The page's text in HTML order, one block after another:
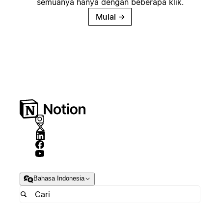
semuanya hanya dengan beberapa klik.
Mulai →
Bahasa Indonesia